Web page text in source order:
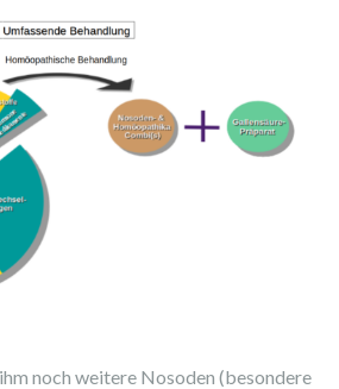
noch weitere Nosoden (besondere